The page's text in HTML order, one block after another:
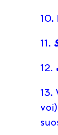
10.
11.
12.
13.